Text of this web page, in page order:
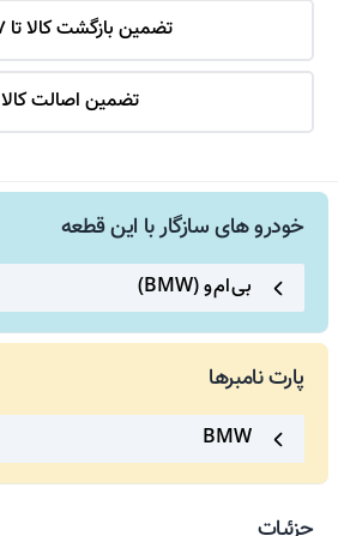
تضمین بازگشت کالا تا 7 روز
تضمین اصالت کالا
خودرو های سازگار با این قطعه
بی ام و (BMW)
پارت نامبرها
BMW